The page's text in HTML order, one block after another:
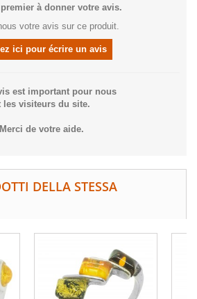
à donner votre avis.
votre avis sur ce produit.
ici pour écrire un avis
est important pour nous
les visiteurs du site.
Merci de votre aide.
DELLA STESSA